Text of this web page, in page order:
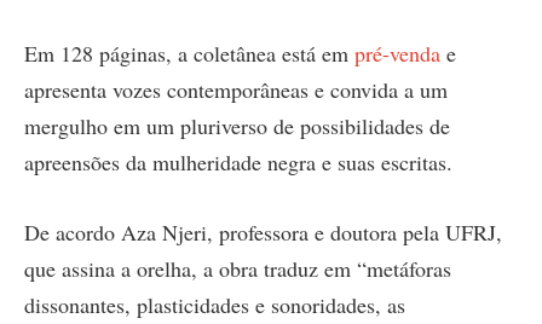
Em 128 páginas, a coletânea está em pré-venda e
apresenta vozes contemporâneas e convida a um
mergulho em um pluriverso de possibilidades de
apreensões da mulheridade negra e suas escritas.
De acordo Aza Njeri, professora e doutora pela UFRJ,
que assina a orelha, a obra traduz em “metáforas
dissonantes, plasticidades e sonoridades, as